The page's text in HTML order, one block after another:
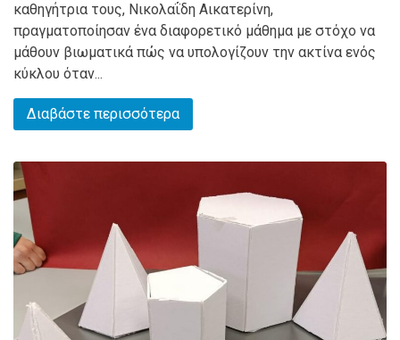
καθηγήτρια τους, Νικολαΐδη Αικατερίνη,
πραγματοποίησαν ένα διαφορετικό μάθημα με στόχο να
μάθουν βιωματικά πώς να υπολογίζουν την ακτίνα ενός
κύκλου όταν...
Διαβάστε περισσότερα